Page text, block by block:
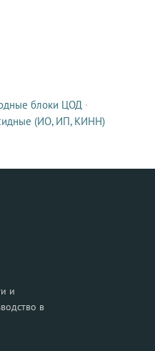
блоки ЦОД ·
(ИО, ИП, КИНН)
и
в